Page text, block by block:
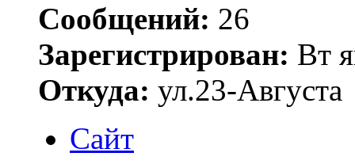
Сообщений: 26
Зарегистрирован: Вт
Откуда: ул.23-Августа
Сайт